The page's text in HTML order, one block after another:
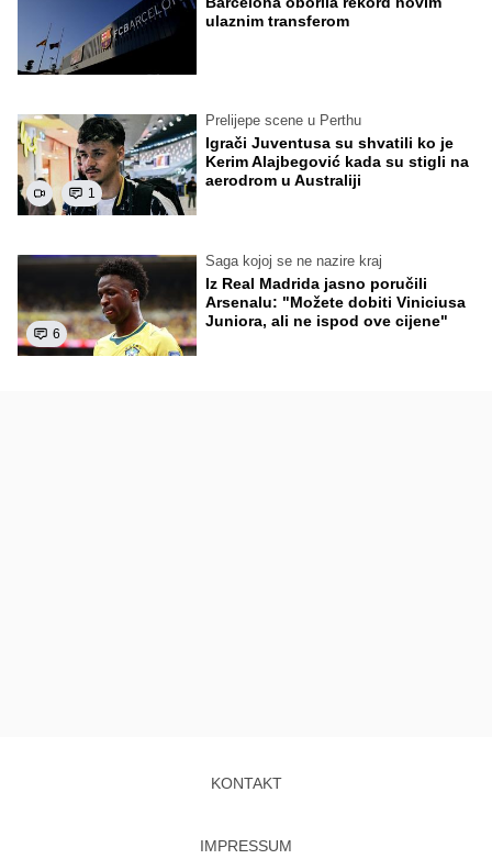
ulaznim transferom
1
Prelijepe scene u Perthu
Igrači Juventusa su shvatili ko je
Kerim Alajbegović kada su stigli na
aerodrom u Australiji
6
Saga kojoj se ne nazire kraj
Iz Real Madrida jasno poručili
Arsenalu: "Možete dobiti Viniciusa
Juniora, ali ne ispod ove cijene"
KONTAKT
IMPRESSUM